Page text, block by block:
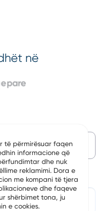
në
të përmirësuar faqen
informacione që
dhe nuk
reklamimi. Dora e
me kompani të tjera
dhe faqeve
shërbimet tona, ju
e cookies.